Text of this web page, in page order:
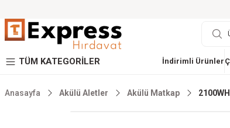
TÜM KATEGORİLER İndirimli Ürünler
Anasayfa Akülü Aletler Akülü Matkap